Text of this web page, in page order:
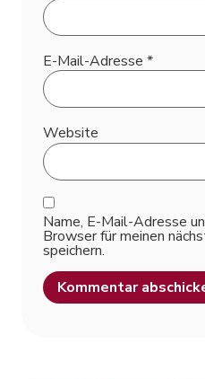
E-Mail-Adresse *
Website
Name, E-Mail-Adresse
Browser für meinen
speichern.